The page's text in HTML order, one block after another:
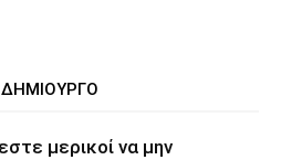
μερικοί να μην